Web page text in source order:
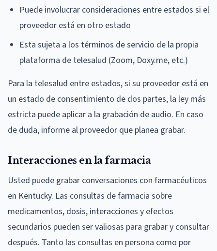
Puede involucrar consideraciones entre estados si el
proveedor está en otro estado
Esta sujeta a los términos de servicio de la propia
plataforma de telesalud (Zoom, Doxy.me, etc.)
Para la telesalud entre estados, si su proveedor está en
un estado de consentimiento de dos partes, la ley más
estricta puede aplicar a la grabación de audio. En caso
de duda, informe al proveedor que planea grabar.
Interacciones en la farmacia
Usted puede grabar conversaciones con farmacéuticos
en Kentucky. Las consultas de farmacia sobre
medicamentos, dosis, interacciones y efectos
secundarios pueden ser valiosas para grabar y consultar
después. Tanto las consultas en persona como por